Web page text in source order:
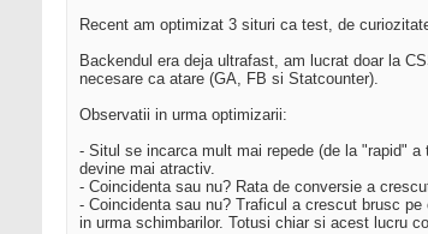
Recent am optimizat 3 situri ca test, de
Backendul era deja ultrafast, am lucrat doar la
necesare ca atare (GA, FB si Statcounter).
Observatii in urma optimizarii:
- Situl se incarca mult mai repede (de la "rapid"
devine mai atractiv.
- Coincidenta sau nu? Rata de conversie a
- Coincidenta sau nu? Traficul a crescut brusc
in urma schimbarilor. Totusi chiar si acest lucru